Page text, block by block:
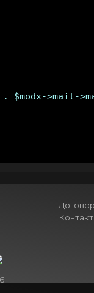
$modx->mail-